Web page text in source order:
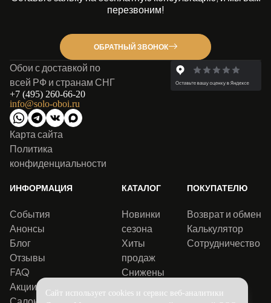
перезвоним!
ОБРАТНЫЙ ЗВОНОК
Обои с доставкой по
всей РФ и странам СНГ
+7 (495) 260-66-20
info@solo-oboi.ru
Карта сайта
Политика
конфиденциальности
ИНФОРМАЦИЯ
События
Анонсы
Блог
Отзывы
FAQ
Акции
КАТАЛОГ
Новинки
сезона
Хиты
продаж
Снижены
ПОКУПАТЕЛЮ
Возврат и обмен
Калькулятор
Сотрудничество
Сайт использует cookies и сервис веб-аналитики